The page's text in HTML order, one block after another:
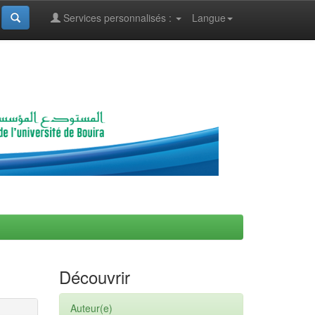
Langue
Services personnalisés :
Découvrir
Auteur(e)